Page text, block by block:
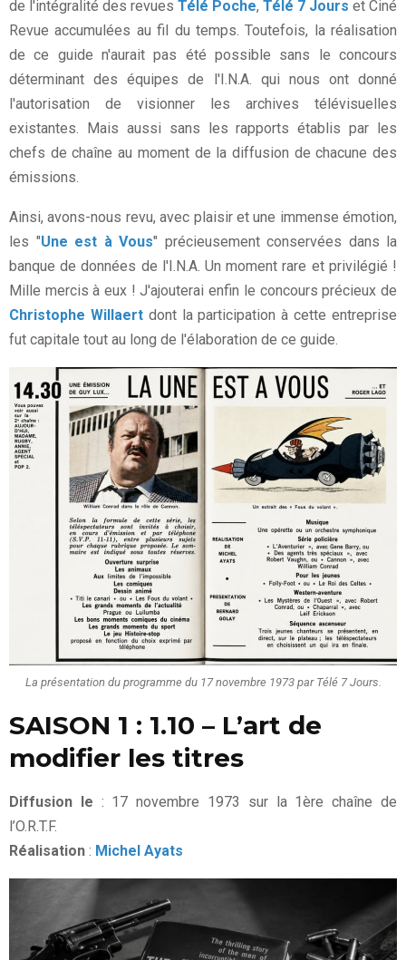
de l'intégralité des revues Télé Poche, Télé 7 Jours et Ciné
Revue accumulées au fil du temps. Toutefois, la réalisation
de ce guide n'aurait pas été possible sans le concours
déterminant des équipes de l'I.N.A. qui nous ont donné
l'autorisation de visionner les archives télévisuelles
existantes. Mais aussi sans les rapports établis par les
chefs de chaîne au moment de la diffusion de chacune des
émissions.
Ainsi, avons-nous revu, avec plaisir et une immense émotion,
les "Une est à Vous" précieusement conservées dans la
banque de données de l'I.N.A. Un moment rare et privilégié !
Mille mercis à eux ! J'ajouterai enfin le concours précieux de
Christophe Willaertdont la participation à cette entreprise
fut capitale tout au long de l'élaboration de ce guide.
La présentation du programme du 17 novembre 1973 par Télé 7 Jours.
SAISON 1 : 1.10 – L’art de
modifier les titres
Diffusion le : 17 novembre 1973 sur la 1ère chaîne de
l’O.R.T.F.
Réalisation : Michel Ayats